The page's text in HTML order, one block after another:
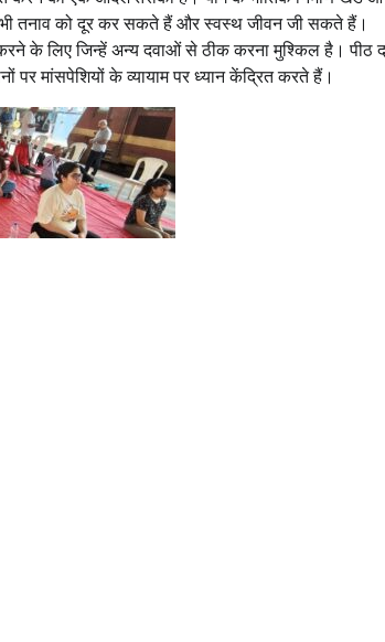
तनाव को दूर कर सकते हैं और स्वस्थ जीवन जी सकते हैं।
के लिए जिन्हें अन्य दवाओं से ठीक करना मुश्किल है। पीठ
मांसपेशियों के व्यायाम पर ध्यान केंद्रित करते हैं।